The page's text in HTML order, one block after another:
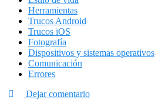
Herramientas
Trucos Android
Trucos iOS
Fotografía
Dispositivos y sistemas operativos
Comunicación
Errores
Dejar comentario